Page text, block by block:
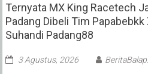
Ternyata MX King Racetech
Padang Dibeli Tim Papabebkk
Suhandi Padang88
3 Agustus, 2026